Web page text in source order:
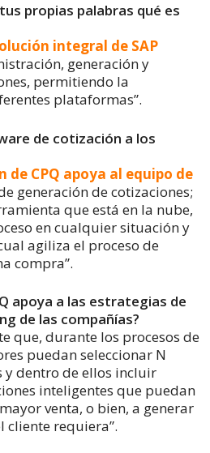
propias palabras qué es
integral de SAP
generación y
permitiendo la
plataformas”.
de cotización a los
de CPQ apoya al equipo de
generación de cotizaciones;
que está en la nube,
en cualquier situación y
agiliza el proceso de
compra”.
apoya a las estrategias de
de las compañías?
que, durante los procesos de
puedan seleccionar N
dentro de ellos incluir
inteligentes que puedan
venta, o bien, a generar
cliente requiera”.